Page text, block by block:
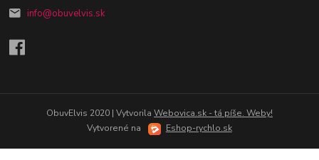
info@obuvelvis.sk
ObuvElvis 2020 | Vytvorila Webovica.sk - tá píše. Weby!
Vytvorené na
Eshop-rychlo.sk